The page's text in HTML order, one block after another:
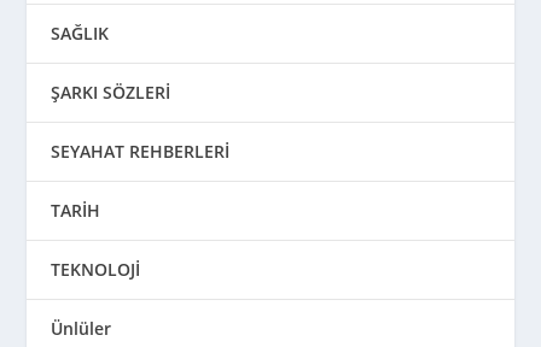
SAĞLIK
ŞARKI SÖZLERİ
SEYAHAT REHBERLERİ
TARİH
TEKNOLOJİ
Ünlüler